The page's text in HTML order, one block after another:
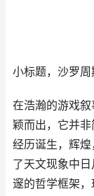
小标题，沙罗
在浩瀚的游戏
颖而出，它并
经历诞生，辉
了天文现象中
邃的哲学框架